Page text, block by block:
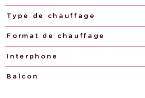
Type de chauffage
Format de chauffage
Interphone
Balcon